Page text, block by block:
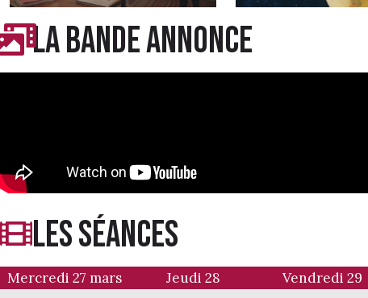
LA BANDE ANNONCE
LES séances
Mercredi 27 mars Jeudi 28 Vendredi 29